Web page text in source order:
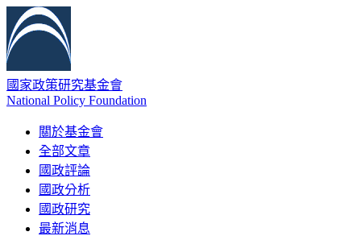
國家政策研究基金會
National Policy Foundation
關於基金會
全部文章
國政評論
國政分析
國政研究
最新消息